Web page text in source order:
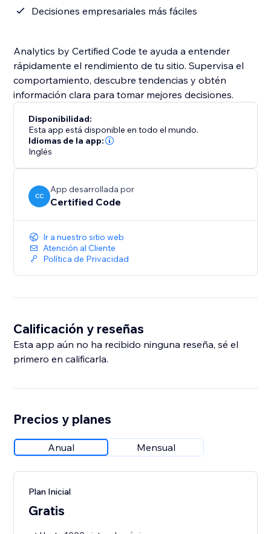
Decisiones empresariales más fáciles
Analytics by Certified Code te ayuda a entender
rápidamente el rendimiento de tu sitio. Supervisa el
comportamiento, descubre tendencias y obtén
información clara para tomar mejores decisiones.
Disponibilidad:
Esta app está disponible en todo el mundo.
Idiomas de la app:
Inglés
CC
App desarrollada por
Certified Code
Ir a nuestro sitio web
Atención al Cliente
Política de Privacidad
Calificación y reseñas
Esta app aún no ha recibido ninguna reseña, sé el
primero en calificarla.
Precios y planes
Anual Mensual
Plan Inicial
Gratis